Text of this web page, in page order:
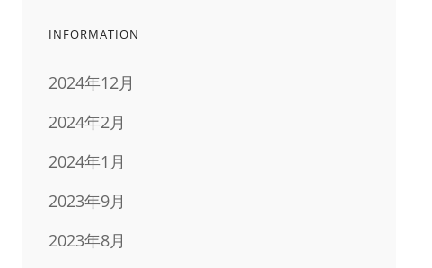
INFORMATION
2024年12月
2024年2月
2024年1月
2023年9月
2023年8月